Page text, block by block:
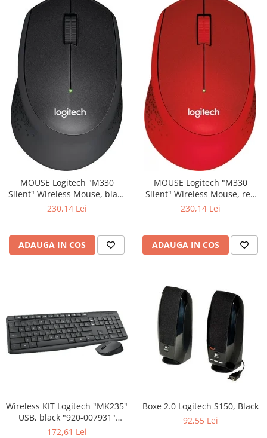
MOUSE Logitech "M330
Silent" Wireless Mouse, black
"910-004909" (include timbru230,14 Lei
ADAUGA IN COS
MOUSE Logitech "M330
Silent" Wireless Mouse, red
"910-004911" (include timbru230,14 Lei
ADAUGA IN COS
Wireless KIT Logitech "MK235"
USB, black "920-007931"
(include timbru verde 0.01 lei)
172,61 Lei
Boxe 2.0 Logitech S150, Black
92,55 Lei